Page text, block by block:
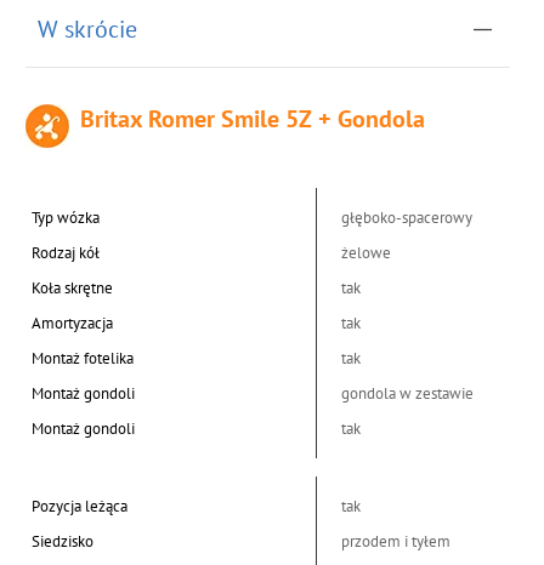
W skrócie
Britax Romer Smile 5Z + Gondola
Typ wózka
głęboko-spacerowy
Rodzaj kół
żelowe
Koła skrętne
tak
Amortyzacja
tak
Montaż fotelika
tak
Montaż gondoli
gondola w zestawie
Montaż gondoli
tak
Pozycja leżąca
tak
Siedzisko
przodem i tyłem